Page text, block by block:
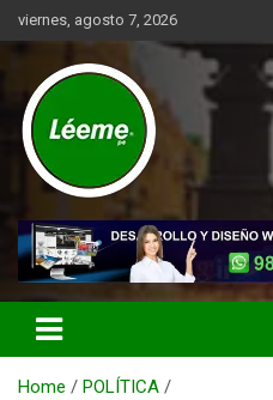
Skip
to
viernes, agosto 7, 2026
Léeme.pe
Noticias de actualidad del
negocios a nivel de Lima
de alcance nacional.
Home
POLÍTICA